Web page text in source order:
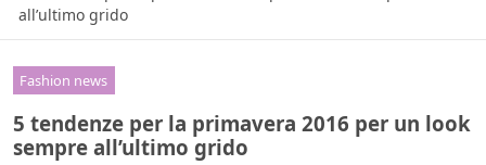
all’ultimo grido
Fashion news
5 tendenze per la primavera 2016 per un look
sempre all’ultimo grido